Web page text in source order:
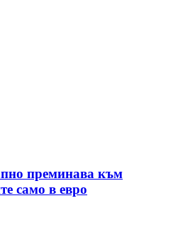
преминава към
само в евро